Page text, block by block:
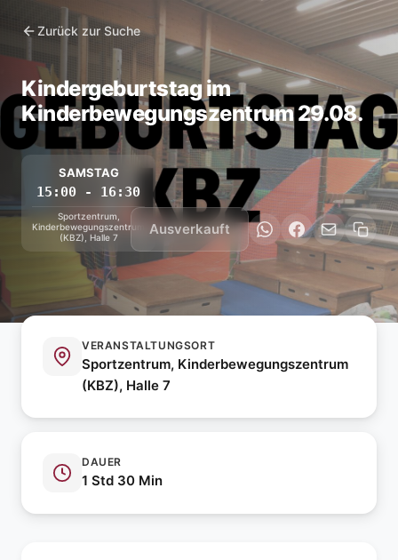
Zurück zur Suche
Kindergeburtstag im
Kinderbewegungszentrum 29.08.
SAMSTAG
15:00 - 16:30
Sportzentrum,
Kinderbewegungszentrum
(KBZ), Halle 7
Ausverkauft
VERANSTALTUNGSORT
Sportzentrum, Kinderbewegungszentrum
(KBZ), Halle 7
DAUER
1 Std 30 Min